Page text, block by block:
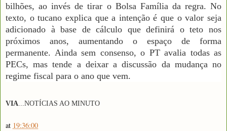
bilhões, ao invés de tirar o Bolsa Família da regra. No
texto, o tucano explica que a intenção é que o valor seja
adicionado à base de cálculo que definirá o teto nos
próximos anos, aumentando o espaço de forma
permanente. Ainda sem consenso, o PT avalia todas as
PECs, mas tende a deixar a discussão da mudança no
regime fiscal para o ano que vem.
VIA NOTÍCIAS AO MINUTO
at 19:36:00